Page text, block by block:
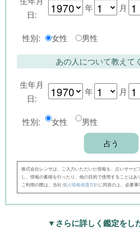
日:
年 月
性別: 女性 男性
あの人について教えて
生年月
日:
年 月
性別: 女性 男性
株式会社レンサは、ご入力いただいた情報を、占いサービ
し、情報の蓄積を行ったり、他の目的で使用することはあ
ご利用の際は、当社 個人情報保護方針に同意の上、必要事
▼さらに詳しく鑑定をし